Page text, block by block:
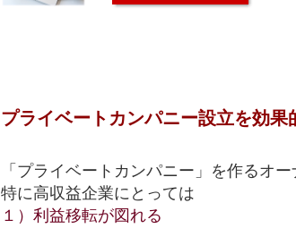
プライベートカンパニー設立を効果
「プライベートカンパニー」を作るオ
特に高収益企業にとっては
１）利益移転が図れる